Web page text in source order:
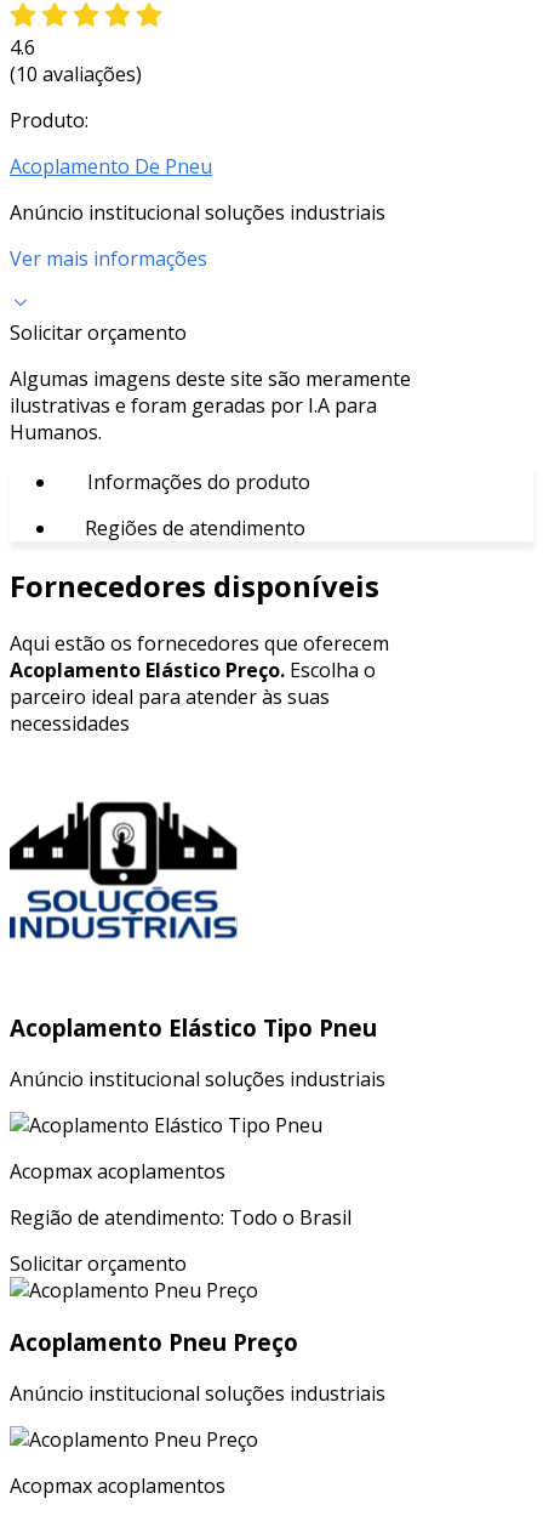
4.6
(10 avaliações)
Produto:
Acoplamento De Pneu
Anúncio institucional soluções industriais
Ver mais informações
Solicitar orçamento
Algumas imagens deste site são meramente
ilustrativas e foram geradas por I.A para
Humanos.
Informações do produto
Regiões de atendimento
Fornecedores disponíveis
Aqui estão os fornecedores que oferecem
Acoplamento Elástico Preço. Escolha o
parceiro ideal para atender às suas
necessidades
Acoplamento Elástico Tipo Pneu
Anúncio institucional soluções industriais
Acopmax acoplamentos
Região de atendimento: Todo o Brasil
Solicitar orçamento
Acoplamento Pneu Preço
Anúncio institucional soluções industriais
Acopmax acoplamentos